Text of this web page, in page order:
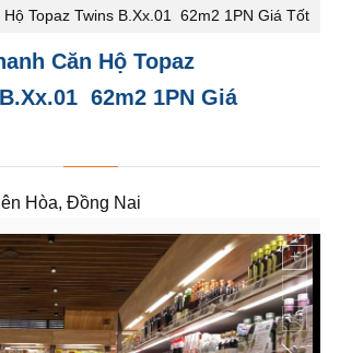
Hộ Topaz Twins B.Xx.01 62m2 1PN Giá Tốt
Căn Hộ Topaz
62m2 1PN Giá
Hòa, Đồng Nai